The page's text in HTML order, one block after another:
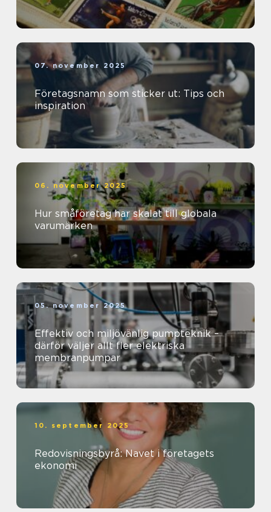
07. november 2025
Företagsnamn som sticker ut: Tips och
inspiration
06. november 2025
Hur småföretag har skalat till globala
varumärken
05. november 2025
Effektiv och miljövänlig pumpteknik –
därför väljer allt fler elektriska
membranpumpar
10. september 2025
Redovisningsbyrå: Navet i företagets
ekonomi